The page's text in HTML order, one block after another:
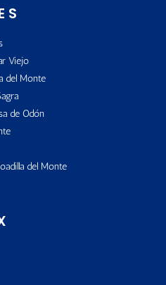
Viejo
del Monte
de Odón
del Monte